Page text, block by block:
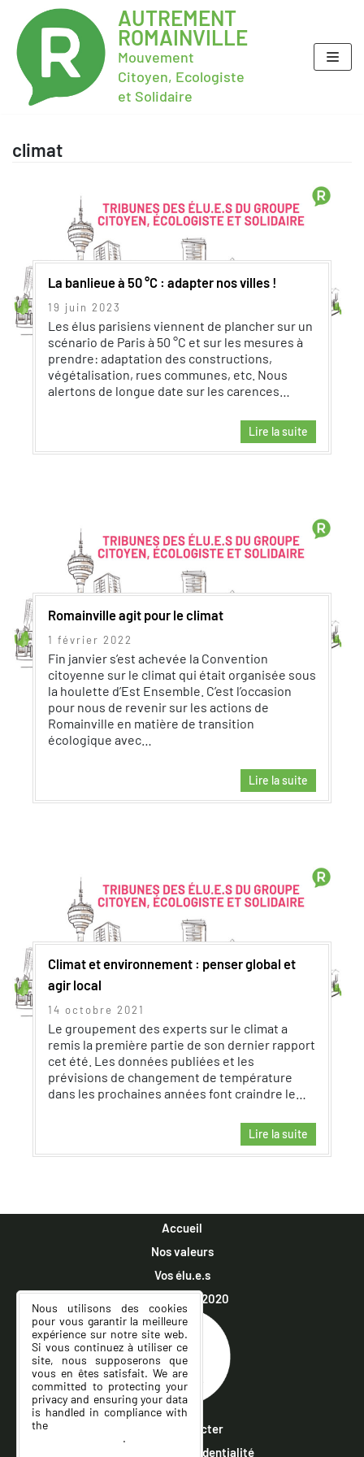
AUTREMENT
ROMAINVILLE
Mouvement
Citoyen, Ecologiste
et Solidaire
climat
La banlieue à 50 °C : adapter nos villes !
19 juin 2023
Les élus parisiens viennent de plancher sur un
scénario de Paris à 50 °C et sur les mesures à
prendre: adaptation des constructions,
végétalisation, rues communes, etc. Nous
alertons de longue date sur les carences…
Lire la suite
Romainville agit pour le climat
1 février 2022
Fin janvier s’est achevée la Convention
citoyenne sur le climat qui était organisée sous
la houlette d’Est Ensemble. C’est l’occasion
pour nous de revenir sur les actions de
Romainville en matière de transition
écologique avec…
Lire la suite
Climat et environnement : penser global et
agir local
14 octobre 2021
Le groupement des experts sur le climat a
remis la première partie de son dernier rapport
cet été. Les données publiées et les
prévisions de changement de température
dans les prochaines années font craindre le…
Lire la suite
Accueil
Nos valeurs
Vos élu.e.s
Municipales 2020
Nous contacter
Politique de confidentialité
Nous utilisons des cookies
pour vous garantir la meilleure
expérience sur notre site web.
Si vous continuez à utiliser ce
site, nous supposerons que
vous en êtes satisfait. We are
committed to protecting your
privacy and ensuring your data
is handled in compliance with
the
.